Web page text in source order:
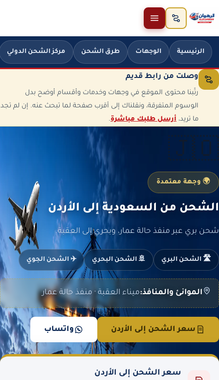
تخطَّ إلى المحتوى
الرئيسية الوجهات طرق الشحن مركز الشحن الدولي
وصلت من رابط قديم
رتّبنا محتوى الموقع في وجهات وخدمات وأقسام أوضح بدل
الوسوم المتفرقة، ونقلناك إلى أقرب صفحة لما تبحث عنه. إن لم تجد
ما تريد، أرسل طلبك مباشرة.
🇯🇴
🌍 وجهة معتمدة
الشحن من السعودية إلى الأردن
شحن بري عبر منفذ حالة عمار، وبحري إلى العقبة.
🛣️ الشحن البري 🚢 الشحن البحري ✈️ الشحن الجوي
الموانئ والمنافذ:ميناء العقبة · منفذ حالة عمار
سعر الشحن إلى الأردن واتساب
سعر الشحن إلى الأردن